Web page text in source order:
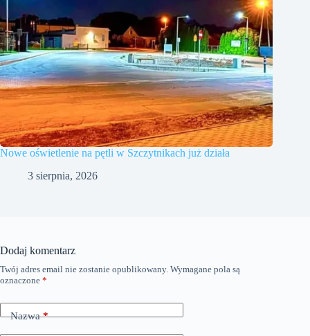
Nowe oświetlenie na pętli w Szczytnikach już działa
3 sierpnia, 2026
Dodaj komentarz
Twój adres email nie zostanie opublikowany. Wymagane pola są
oznaczone *
Nazwa*